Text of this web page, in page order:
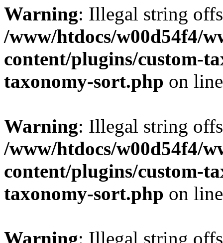
Warning: Illegal string
/www/htdocs/w00d54f4/
content/plugins/custom-
taxonomy-sort.php on
Warning: Illegal string
/www/htdocs/w00d54f4/
content/plugins/custom-
taxonomy-sort.php on
Warning: Illegal string